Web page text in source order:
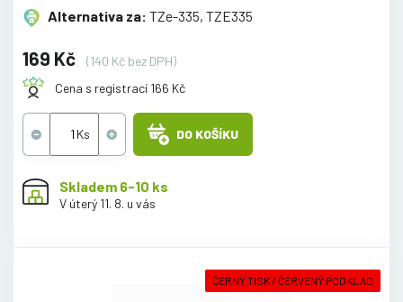
Alternativa za: TZe-335, TZE335
169 Kč
(140 Kč bez DPH)
Cena s registrací 166 Kč
DO KOŠÍKU
Skladem 6-10 ks
V úterý 11. 8. u vás
ČERNÝ TISK / ČERVENÝ PODKLAD